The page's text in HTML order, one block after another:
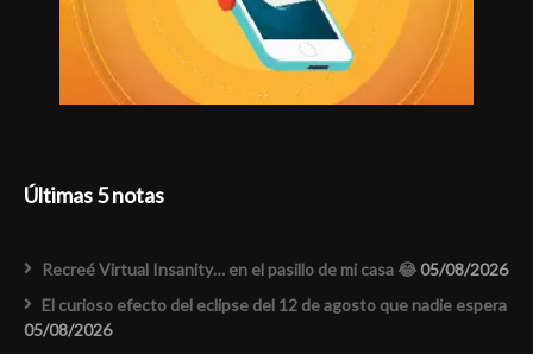
Últimas 5 notas
Recreé Virtual Insanity… en el pasillo de mi casa 😂05/08/2026
El curioso efecto del eclipse del 12 de agosto que nadie espera
05/08/2026